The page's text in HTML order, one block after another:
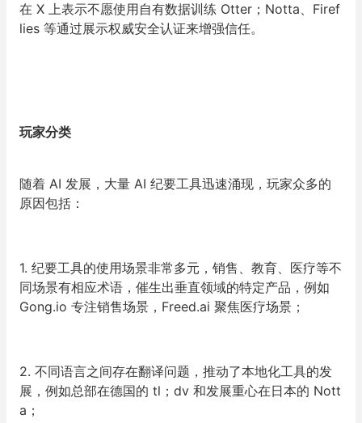
在 X 上表示不愿使用自有数据训练 Otter；Notta、Firef
lies 等通过展示权威安全认证来增强信任。
玩家分类
随着 AI 发展，大量 AI 纪要工具迅速涌现，玩家众多的
原因包括：
1. 纪要工具的使用场景非常多元，销售、教育、医疗等不
同场景有相应术语，催生出垂直领域的特定产品，例如
Gong.io 专注销售场景，Freed.ai 聚焦医疗场景；
2. 不同语言之间存在翻译问题，推动了本地化工具的发
展，例如总部在德国的 tl；dv 和发展重心在日本的 Nott
a；